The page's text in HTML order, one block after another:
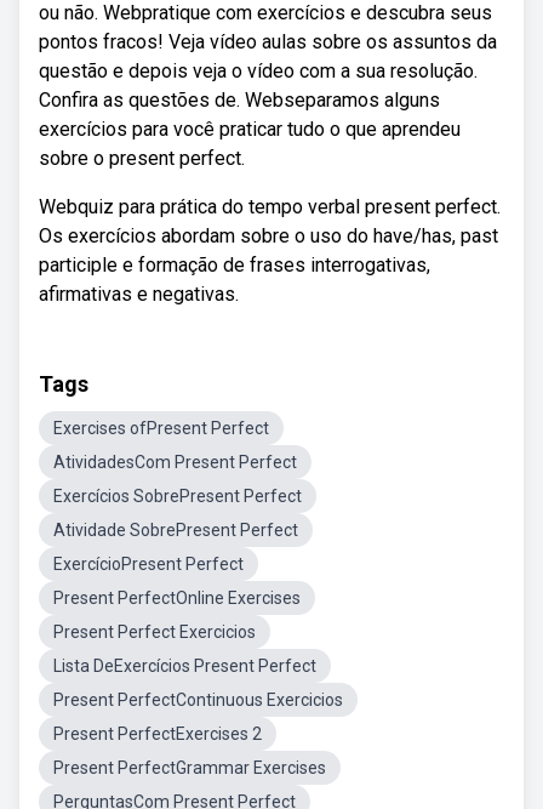
ou não. Webpratique com exercícios e descubra seus
pontos fracos! Veja vídeo aulas sobre os assuntos da
questão e depois veja o vídeo com a sua resolução.
Confira as questões de. Webseparamos alguns
exercícios para você praticar tudo o que aprendeu
sobre o present perfect.
Webquiz para prática do tempo verbal present perfect.
Os exercícios abordam sobre o uso do have/has, past
participle e formação de frases interrogativas,
afirmativas e negativas.
Tags
Exercises ofPresent Perfect
AtividadesCom Present Perfect
Exercícios SobrePresent Perfect
Atividade SobrePresent Perfect
ExercícioPresent Perfect
Present PerfectOnline Exercises
Present Perfect Exercicios
Lista DeExercícios Present Perfect
Present PerfectContinuous Exercicios
Present PerfectExercises 2
Present PerfectGrammar Exercises
PerguntasCom Present Perfect